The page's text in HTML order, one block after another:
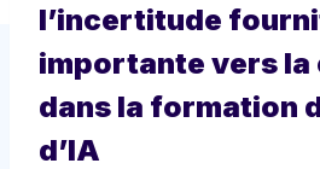
l’incertitude
importante vers la
dans la formation
d’IA